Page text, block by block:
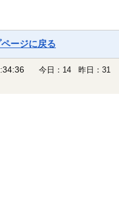
ージに戻る
今日：14 昨日：31